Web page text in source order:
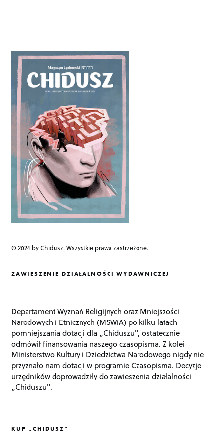
© 2024 by Chidusz. Wszystkie prawa zastrzeżone.
ZAWIESZENIE DZIAŁALNOŚCI WYDAWNICZEJ
Departament Wyznań Religijnych oraz Mniejszości
Narodowych i Etnicznych (MSWiA) po kilku latach
pomniejszania dotacji dla „Chiduszu", ostatecznie
odmówił finansowania naszego czasopisma. Z kolei
Ministerstwo Kultury i Dziedzictwa Narodowego nigdy nie
przyznało nam dotacji w programie Czasopisma. Decyzje
urzędników doprowadziły do zawieszenia działalności
„Chiduszu".
KUP „CHIDUSZ”